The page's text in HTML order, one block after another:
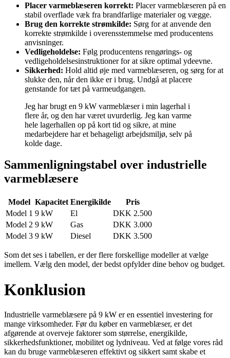
Placer varmeblæseren korrekt: Placer varmeblæseren på en
stabil overflade væk fra brandfarlige materialer og vægge.
Brug den korrekte strømkilde: Sørg for at anvende den
korrekte strømkilde i overensstemmelse med producentens
anvisninger.
Vedligeholdelse: Følg producentens rengørings- og
vedligeholdelsesinstruktioner for at sikre optimal ydeevne.
Sikkerhed: Hold altid øje med varmeblæseren, og sørg for at
slukke den, når den ikke er i brug. Undgå at placere
genstande for tæt på varmeudgangen.
Jeg har brugt en 9 kW varmeblæser i min lagerhal i
flere år, og den har været uvurderlig. Jeg kan varme
hele lagerhallen op på kort tid og sikre, at mine
medarbejdere har et behageligt arbejdsmiljø, selv på
kolde dage.
Sammenligningstabel over industrielle
varmeblæsere
Model Kapacitet Energikilde
Pris
Model 1 9 kW El
DKK 2.500
Model 2 9 kW Gas
DKK 3.000
Model 3 9 kW Diesel DKK 3.500
Som det ses i tabellen, er der flere forskellige modeller at vælge
imellem. Vælg den model, der bedst opfylder dine behov og budget.
Konklusion
Industrielle varmeblæsere på 9 kW er en essentiel investering for
mange virksomheder. Før du køber en varmeblæser, er det
afgørende at overveje faktorer som størrelse, energikilde,
sikkerhedsfunktioner, mobilitet og lydniveau. Ved at følge vores råd
kan du bruge varmeblæseren effektivt og sikkert samt skabe et